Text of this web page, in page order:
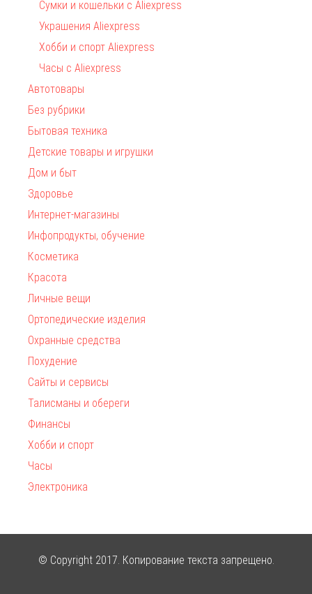
Сумки и кошельки с Aliexpress
Украшения Aliexpress
Хобби и спорт Aliexpress
Часы с Aliexpress
Автотовары
Без рубрики
Бытовая техника
Детские товары и игрушки
Дом и быт
Здоровье
Интернет-магазины
Инфопродукты, обучение
Косметика
Красота
Личные вещи
Ортопедические изделия
Охранные средства
Похудение
Сайты и сервисы
Талисманы и обереги
Финансы
Хобби и спорт
Часы
Электроника
© Copyright 2017. Копирование текста запрещено.